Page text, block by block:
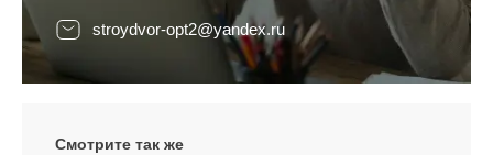
stroydvor-opt2@yandex.ru
Смотрите так же